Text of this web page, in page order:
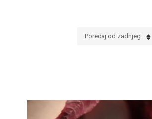
Poredaj od zadnjeg